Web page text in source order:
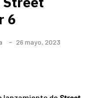
6
26 mayo, 2023